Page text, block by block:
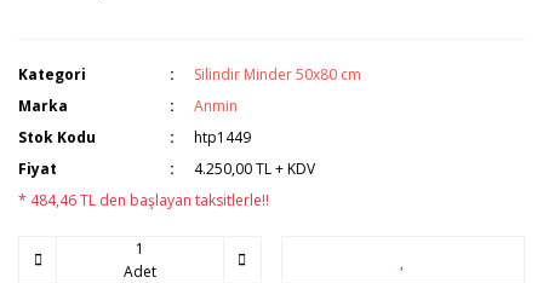
Kategori
Silindir Minder 50x80 cm
Marka
Anmin
Stok Kodu
htp1449
Fiyat
4.250,00 TL + KDV
* 484,46 TL den başlayan taksitlerle!!
Adet